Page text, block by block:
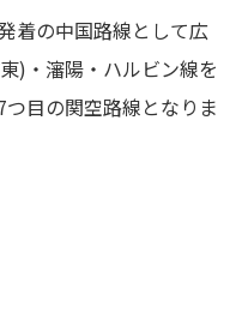
着の中国路線として広
)・瀋陽・ハルビン線を
目の関空路線となりま